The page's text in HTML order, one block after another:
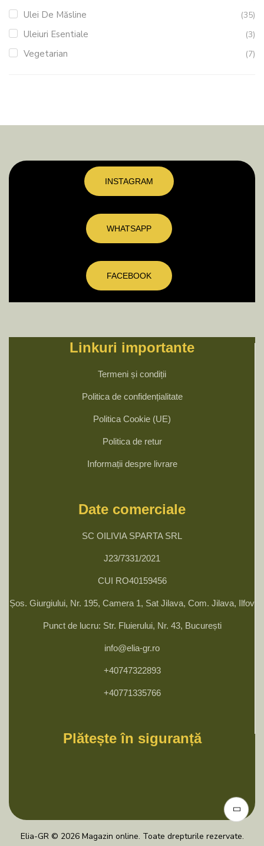
Ulei De Măsline (35)
Uleiuri Esentiale (3)
Vegetarian (7)
INSTAGRAM
WHATSAPP
FACEBOOK
Linkuri importante
Termeni și condiții
Politica de confidențialitate
Politica Cookie (UE)
Politica de retur
Informații despre livrare
Date comerciale
SC OILIVIA SPARTA SRL
J23/7331/2021
CUI RO40159456
Șos. Giurgiului, Nr. 195, Camera 1, Sat Jilava, Com. Jilava, Ilfov
Punct de lucru: Str. Fluierului, Nr. 43, București
info@elia-gr.ro
+40747322893
+40771335766
Plătește în siguranță
Elia-GR © 2026 Magazin online. Toate drepturile rezervate.